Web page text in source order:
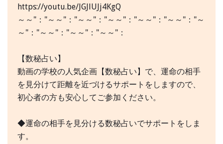
https://youtu.be/JGJlUJj4KgQ
～～"："～～"："～～"："～～"："～～"："～～"："～
～"："～～"："～～"："～～"：
【数秘占い】
動画の学校の人気企画【数秘占い】で、運命の相手
を見分けて距離を近づけるサポートをしますので、
初心者の方も安心してご参加ください。
◆運命の相手を見分ける数秘占いでサポートをしま
す。